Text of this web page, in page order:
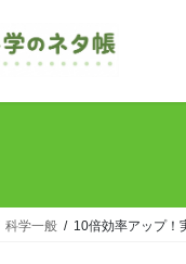
科学一般 10倍効率アップ！